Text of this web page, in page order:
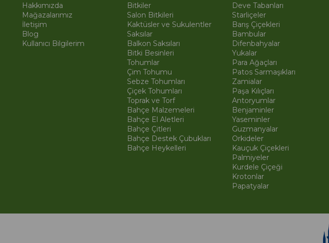
Hakkımızda
Mağazalarımız
İletişim
Blog
Kullanıcı Bilgilerim
Bitkiler
Salon Bitkileri
Kaktüsler ve Sukulentler
Saksılar
Balkon Saksıları
Bitki Besinleri
Tohumlar
Çim Tohumu
Sebze Tohumları
Çiçek Tohumları
Toprak ve Torf
Bahçe Malzemeleri
Bahçe El Aletleri
Bahçe Çitleri
Bahçe Destek Çubukları
Bahçe Heykelleri
Deve Tabanları
Starliçeler
Barış Çiçekleri
Bambular
Difenbahyalar
Yukalar
Para Ağaçları
Patos Sarmaşıkları
Zamialar
Paşa Kılıçları
Antoryumlar
Benjaminler
Yaseminler
Guzmanyalar
Orkideler
Kauçuk Çiçekleri
Palmiyeler
Kurdele Çiçeği
Krotonlar
Papatyalar